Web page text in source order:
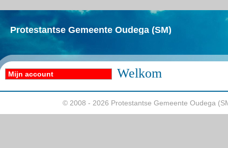
Protestantse Gemeente Oudega (SM)
Welkom
Mijn account
© 2008 - 2026 Protestantse Gemeente Oudega